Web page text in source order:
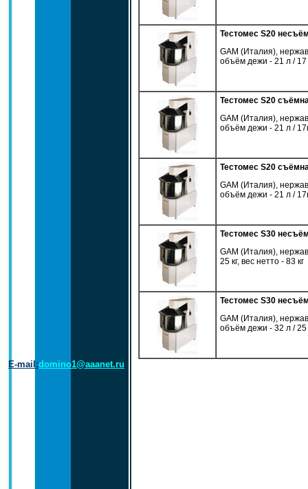
Тестомес S20
GAM (Италия),
объём дежи - 21 л / 17
Тестомес S20
GAM (Италия),
объём дежи - 21 л /
Тестомес S20
GAM (Италия),
объём дежи - 21 л /
Тестомес S30
GAM (Италия),
25 кг, вес нетто - 83 кг
Тестомес S30
GAM (Италия),
объём дежи - 32 л / 25
E-mail:domino1@aaanet.ru